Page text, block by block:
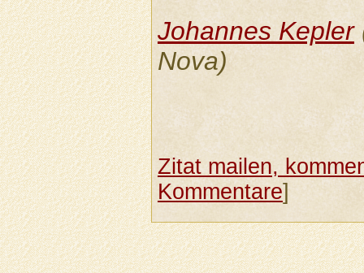
Johannes Kepler
Nova)
Zitat mailen,
Kommentare]